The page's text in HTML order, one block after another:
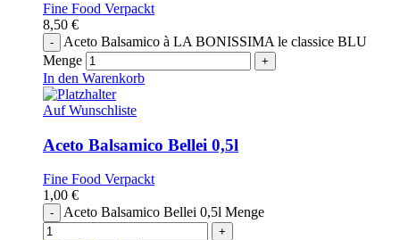
Fine Food Verpackt
8,50 €
Aceto Balsamico à LA BONISSIMA le classice BLU
Menge
In den Warenkorb
Auf Wunschliste
Aceto Balsamico Bellei 0,5l
Fine Food Verpackt
1,00 €
Aceto Balsamico Bellei 0,5l Menge